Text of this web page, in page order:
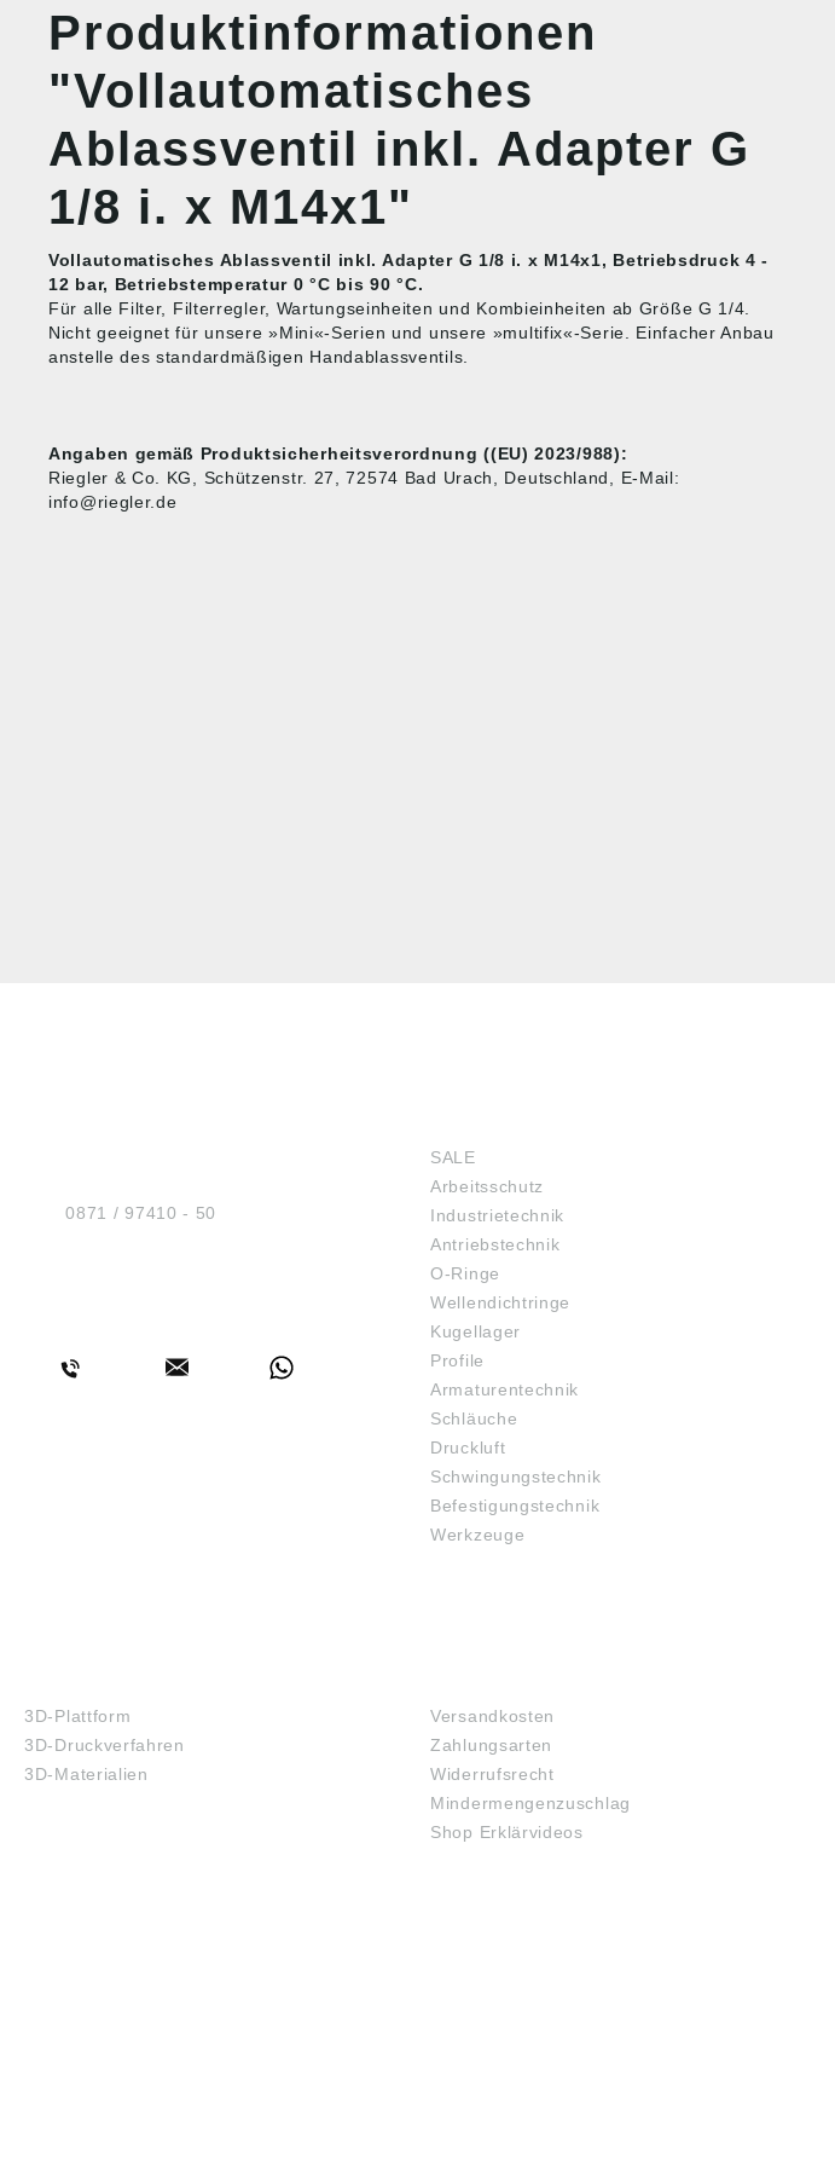
Produktinformationen
"Vollautomatisches
Ablassventil inkl. Adapter G
1/8 i. x M14x1"
Vollautomatisches Ablassventil inkl. Adapter G 1/8 i. x M14x1, Betriebsdruck 4 -
12 bar, Betriebstemperatur 0 °C bis 90 °C.
Für alle Filter, Filterregler, Wartungseinheiten und Kombieinheiten ab Größe G 1/4.
Nicht geeignet für unsere »Mini«-Serien und unsere »multifix«-Serie. Einfacher Anbau
anstelle des standardmäßigen Handablassventils.
Angaben gemäß Produktsicherheitsverordnung ((EU) 2023/988):
Riegler & Co. KG, Schützenstr. 27, 72574 Bad Urach, Deutschland, E-Mail:
info@riegler.de
Tel.:0871 / 97410 - 50
SALE
Arbeitsschutz
Industrietechnik
Antriebstechnik
O-Ringe
Wellendichtringe
Kugellager
Profile
Armaturentechnik
Schläuche
Druckluft
Schwingungstechnik
Befestigungstechnik
Werkzeuge
3D-Plattform
3D-Druckverfahren
3D-Materialien
Versandkosten
Zahlungsarten
Widerrufsrecht
Mindermengenzuschlag
Shop Erklärvideos